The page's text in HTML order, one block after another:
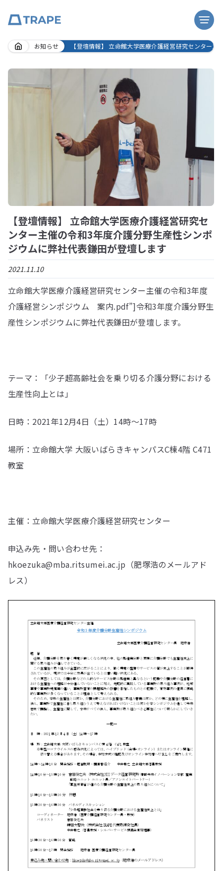
Skip
content
お知らせ 【登壇情報】 立命館大学医療介護経営研究センター
【登壇情報】 立命館大学医療介護経営研究セ
ンター主催の令和3年度介護分野生産性シンポ
ジウムに弊社代表鎌田が登壇します
2021.11.10
立命館大学医療介護経営研究センター主催の令和3年度
介護経営シンポジウム 案内.pdf”]令和3年度介護分野生
産性シンポジウムに弊社代表鎌田が登壇します。
テーマ：「少子超高齢社会を乗り切る介護分野における
生産性向上とは」
日時：2021年12月4日（土）14時～17時
場所：立命館大学 大阪いばらきキャンパスC棟4階 C471
教室
主催：立命館大学医療介護経営研究センター
申込み先・問い合わせ先：
hkoezuka@mba.ritsumei.ac.jp（肥塚浩のメールアド
レス）